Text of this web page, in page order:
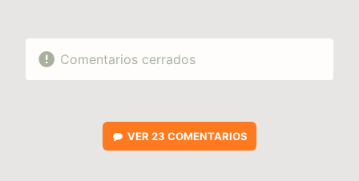
Comentarios cerrados
VER 23 COMENTARIOS